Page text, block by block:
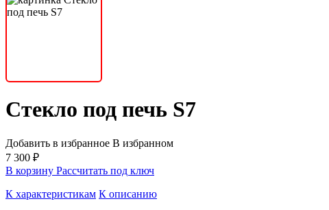
Стекло под печь S7
Добавить в избранное В избранном
7 300 ₽
В корзину Рассчитать под ключ
К характеристикам К описанию